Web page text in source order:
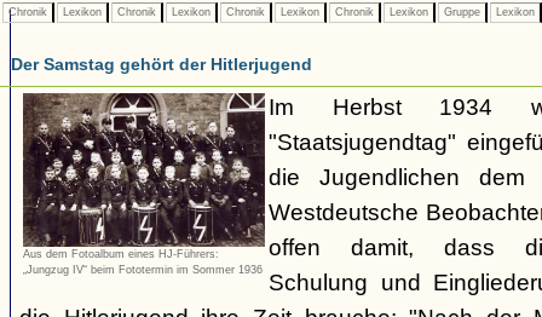
Chronik Lexikon Chronik Lexikon Chronik Lexikon Chronik Lexikon Gruppe Lexikon
Der Samstag gehört der Hitlerjugend
Aus dem Fotoalbum eines HJ-Führers:
„Jungzug IV“ beim Fototermin im Sommer 1936
Im Herbst 1934
"Staatsjugendtag"
die Jugendlichen dem
Westdeutsche
offen damit, dass
Schulung und